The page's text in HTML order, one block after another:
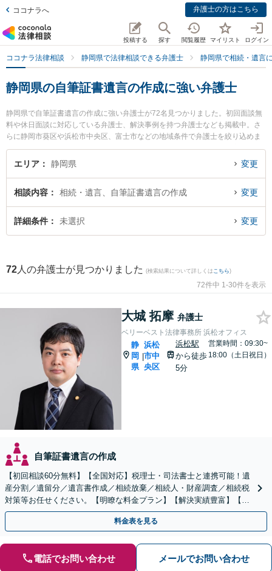
ココナラへ 弁護士の方はこちら
投稿する 探す 閲覧履歴 マイリスト ログイン
ココナラ法律相談 静岡県で法律相談できる弁護士 静岡県で相続・遺言
静岡県の自筆証書遺言の作成に強い弁護士
静岡県で自筆証書遺言の作成に強い弁護士が72名見つかりました。初回面談無
料や休日面談に対応している弁護士、解決事例を持つ弁護士なども掲載中。さ
らに静岡市葵区や浜松市中央区、富士市などの地域条件で弁護士を絞り込めま
す。相続・遺言に関係する家族間の相続トラブルや認知症の相続、遺産分割等
の細かな分野での絞り込み検索もでき便利です。特にベリーベスト法律事務所
や弁護士費用、強みなどが注目されています。『静岡県で土日や夜間に発生し
た自筆証書遺言の作成のトラブルを今すぐに弁護士に相談したい』『自筆証書
遺言の作成のトラブル解決の実績豊富な近くの弁護士を検索したい』『初回相
エリア 静岡県 変更
相談内容 相続・遺言、自筆証書遺言の作成 変更
詳細条件 未選択 変更
72 人の弁護士が見つかりました (検索結果について詳しくは こちら)
72件中 1-30件を表示
大城 拓摩 弁護士
ベリーベスト法律事務所 浜松オフィス
静
岡
県
|
浜松
市中
央区
浜松駅
から徒歩
5分
営業時間：09:30~
18:00（土日祝日）
自筆証書遺言の作成
【初回相談60分無料】【全国対応】税理士・司法書士と連携可能！遺
産分割／遺留分／遺言書作成／相続放棄／相続人・財産調査／相続税
対策等お任せください。【明瞭な料金プラン】【解決実績豊富】【電
話相談可】
料金表を見る
電話でお問い合わせ メールでお問い合わせ